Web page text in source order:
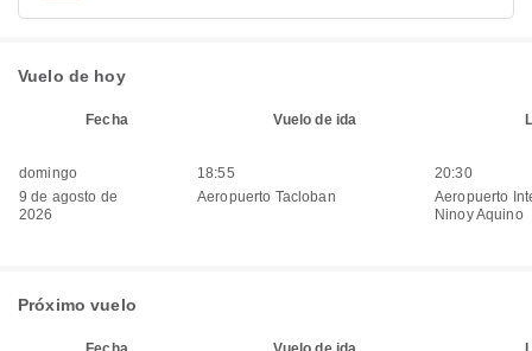
Vuelo de hoy
Fecha Vuelo de ida
domingo
9 de agosto de
2026
18:55
Aeropuerto Tacloban
20:30
Aeropuerto
Ninoy Aquino
Próximo vuelo